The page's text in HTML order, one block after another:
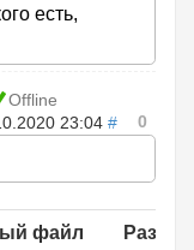
есть,
Offline
23:04 # 0
файл Размер